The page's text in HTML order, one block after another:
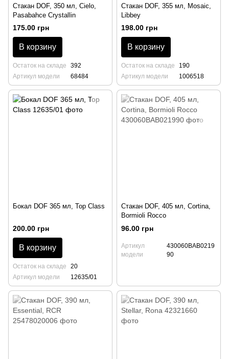
Стакан DOF, 350 мл, Cielo,
Pasabahce Crystallin
175.00 грн
В корзину
Остаток на складе
392
Артикул модели
68484
Стакан DOF, 355 мл, Mosaic,
Libbey
198.00 грн
В корзину
Остаток на складе
190
Артикул модели
1006518
Бокал DOF 365 мл, Top Class
200.00 грн
В корзину
Остаток на складе
20
Артикул модели
12635/01
Стакан DOF, 405 мл, Cortina,
Bormioli Rocco
96.00 грн
Артикул
модели
430060BAB0219
90